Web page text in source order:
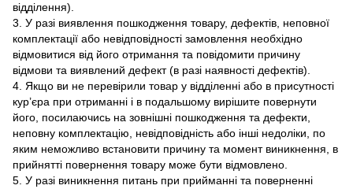
відділення).
3. У разі виявлення пошкодження товару, дефектів, неповної
комплектації або невідповідності замовлення необхідно
відмовитися від його отримання та повідомити причину
відмови та виявлений дефект (в разі наявності дефектів).
4. Якщо ви не перевірили товар у відділенні або в присутності
кур’єра при отриманні і в подальшому вирішите повернути
його, посилаючись на зовнішні пошкодження та дефекти,
неповну комплектацію, невідповідність або інші недоліки, по
яким неможливо встановити причину та момент виникнення, в
прийнятті повернення товару може бути відмовлено.
5. У разі виникнення питань при прийманні та поверненні